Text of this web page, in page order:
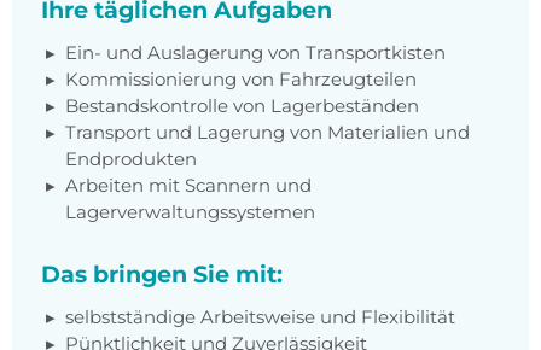
Ihre täglichen Aufgaben
Ein- und Auslagerung von Transportkisten
Kommissionierung von Fahrzeugteilen
Bestandskontrolle von Lagerbeständen
Transport und Lagerung von Materialien und
Endprodukten
Arbeiten mit Scannern und
Lagerverwaltungssystemen
Das bringen Sie mit:
selbstständige Arbeitsweise und Flexibilität
Pünktlichkeit und Zuverlässigkeit